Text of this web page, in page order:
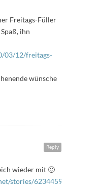
Freitags-Füller
ihn
03/12/freitags-
wünsche
Reply
wieder mit 🙂
stories/6234459/